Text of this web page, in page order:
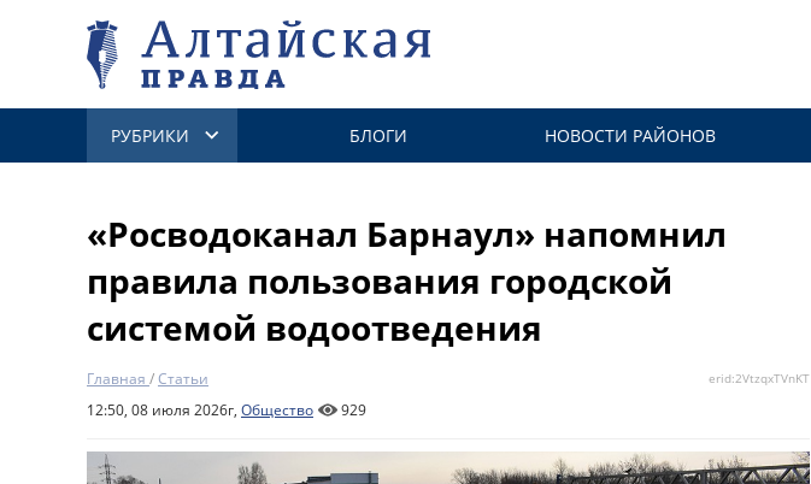
РУБРИКИ БЛОГИ НОВОСТИ РАЙОНОВ
«Росводоканал Барнаул» напомнил
правила пользования городской
системой водоотведения
Главная /Статьи
12:50, 08 июля 2026г, Общество 929
erid:2VtzqxTVnKT